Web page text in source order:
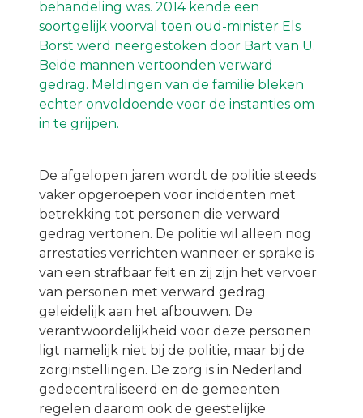
behandeling was. 2014 kende een
soortgelijk voorval toen oud-minister Els
Borst werd neergestoken door Bart van U.
Beide mannen vertoonden verward
gedrag. Meldingen van de familie bleken
echter onvoldoende voor de instanties om
in te grijpen.
De afgelopen jaren wordt de politie steeds
vaker opgeroepen voor incidenten met
betrekking tot personen die verward
gedrag vertonen. De politie wil alleen nog
arrestaties verrichten wanneer er sprake is
van een strafbaar feit en zij zijn het vervoer
van personen met verward gedrag
geleidelijk aan het afbouwen. De
verantwoordelijkheid voor deze personen
ligt namelijk niet bij de politie, maar bij de
zorginstellingen. De zorg is in Nederland
gedecentraliseerd en de gemeenten
regelen daarom ook de geestelijke